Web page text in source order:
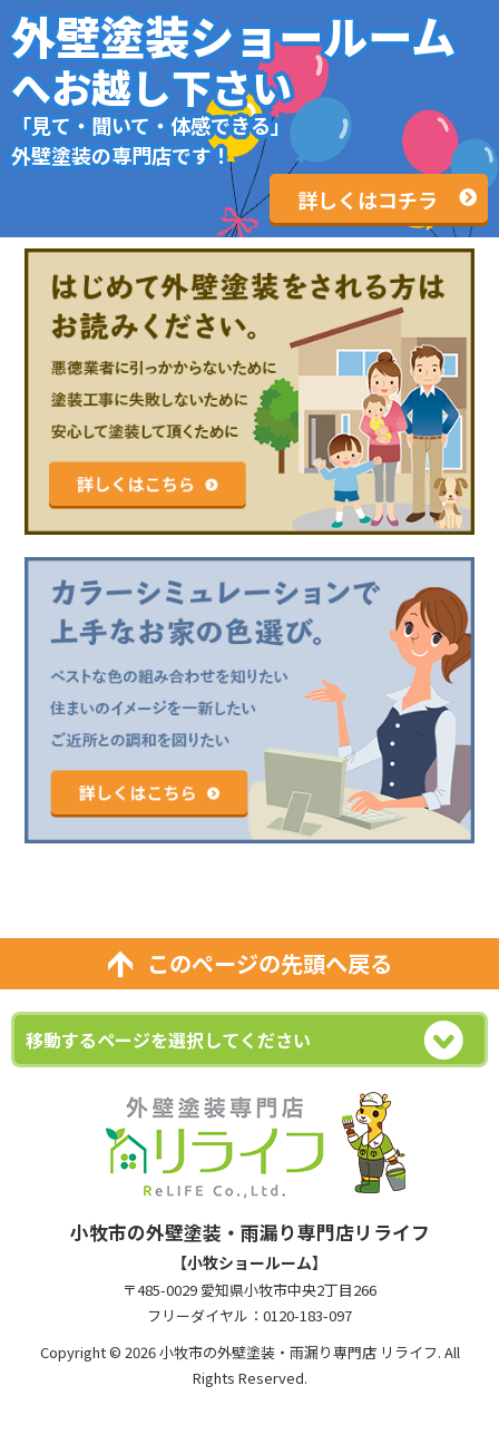
外壁塗装ショールーム
へお越し下さい
「見て・聞いて・体感できる」
外壁塗装の専門店です！
詳しくはコチラ
このページの先頭へ戻る
小牧市の外壁塗装・雨漏り専門店リライフ
【小牧ショールーム】
〒485-0029 愛知県小牧市中央2丁目266
フリーダイヤル：0120-183-097
Copyright © 2026 小牧市の外壁塗装・雨漏り専門店 リライフ. All
Rights Reserved.